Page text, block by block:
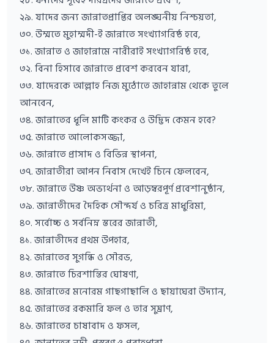
২৯. যাদের জন্য জান্নাতপ্রাপ্তির অলঙ্ঘনীয় নিশ্চয়তা,
৩০. উম্মতে মুহাম্মদী-ই জান্নাতে সংখ্যাগরিষ্ঠ হবে,
৩১. জান্নাত ও জাহান্নামে নারীরাই সংখ্যাগরিষ্ঠ হবে,
৩২. বিনা হিসাবে জান্নাতে প্রবেশ করবেন যারা,
৩৩. যাদেরকে আল্লাহ নিজ মুঠোতে জাহান্নাম থেকে তুলে
আনবেন,
৩৪. জান্নাতের ধূলি মাটি কংকর ও উদ্ভিদ কেমন হবে?
৩৫. জান্নাতে আলোকসজ্জা,
৩৬. জান্নাতে প্রাসাদ ও বিভিন্ন স্থাপনা,
৩৭. জান্নাতীরা আপন নিবাস দেখেই চিনে ফেলবেন,
৩৮. জান্নাতে উষ্ণ অভ্যর্থনা ও আড়ম্বরপূর্ণ প্রবেশানুষ্ঠান,
৩৯. জান্নাতীদের দৈহিক সৌন্দর্য ও চরিত্র মাধুরিমা,
৪০. সর্বোচ্চ ও সর্বনিম্ন স্তরের জান্নাতী,
৪১. জান্নাতীদের প্রথম উপহার,
৪২. জান্নাতের সুগন্ধি ও সৌরভ,
৪৩. জান্নাতে চিরশান্তির ঘোষণা,
৪৪. জান্নাতের মনোরম গাছগাছালি ও ছায়াঘেরা উদ্যান,
৪৫. জান্নাতের রকমারি ফল ও তার সুঘ্রাণ,
৪৬. জান্নাতের চাষাবাদ ও ফসল,